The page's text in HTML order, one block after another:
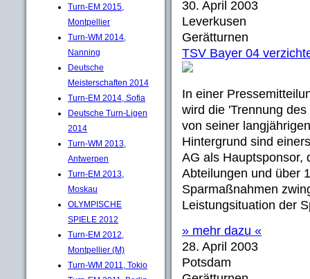
Turn-EM 2015,
Montpellier
Turn-WM 2014,
Nanning
Deutsche
Meisterschaften 2014
Turn-EM 2014, Sofia
Deutsche Turn-Ligen
2014
Turn-WM 2013,
Antwerpen
Turn-EM 2013,
Moskau
OLYMPISCHE
SPIELE 2012
Turn-EM 2012,
Montpellier (M)
Turn-WM 2011, Tokio
30. April 2003
Leverkusen
Gerätturnen
TSV Bayer 04
In einer
wird die 'Trennung
von seiner
Hintergrund sind
AG als Hauptsponsor,
Abteilungen und über
Sparmaßnahmen
Leistungsituation der
» mehr dazu «
28. April 2003
Potsdam